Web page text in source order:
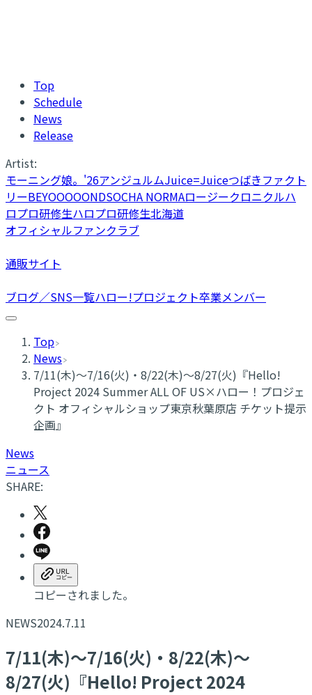
Top
Schedule
News
Release
Artist:
モーニング娘。'26アンジュルムJuice=Juiceつばきファクト
リーBEYOOOOONDSOCHA NORMAロージークロニクルハ
ロプロ研修生ハロプロ研修生北海道
オフィシャルファンクラブ
通販サイト
ブログ／SNS一覧ハロー!プロジェクト卒業メンバー
Top
News
7/11(木)～7/16(火)・8/22(木)～8/27(火)『Hello!
Project 2024 Summer ALL OF US×ハロー！プロジェ
クト オフィシャルショップ東京秋葉原店 チケット提示
企画』
News
ニュース
SHARE:
コピーされました。
NEWS2024.7.11
7/11(木)～7/16(火)・8/22(木)～
8/27(火)『Hello! Project 2024